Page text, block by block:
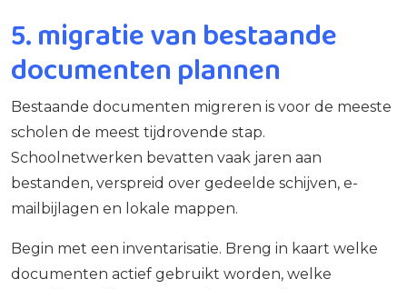
5. migratie van bestaande
documenten plannen
Bestaande documenten migreren is voor de meeste
scholen de meest tijdrovende stap.
Schoolnetwerken bevatten vaak jaren aan
bestanden, verspreid over gedeelde schijven, e-
mailbijlagen en lokale mappen.
Begin met een inventarisatie. Breng in kaart welke
documenten actief gebruikt worden, welke